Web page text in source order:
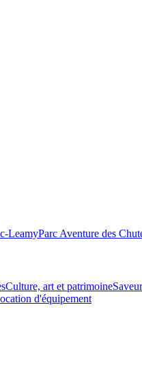
LeamyParc Aventure des
Culture, art et patrimoine
d'équipement